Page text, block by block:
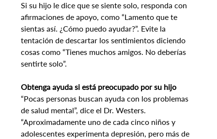
Si su hijo le dice que se siente solo, responda con
afirmaciones de apoyo, como “Lamento que te
sientas así. ¿Cómo puedo ayudar?”. Evite la
tentación de descartar los sentimientos diciendo
cosas como “Tienes muchos amigos. No deberías
sentirte solo”.
Obtenga ayuda si está preocupado por su hijo
“Pocas personas buscan ayuda con los problemas
de salud mental”, dice el Dr. Westers.
“Aproximadamente uno de cada cinco niños y
adolescentes experimenta depresión, pero más de